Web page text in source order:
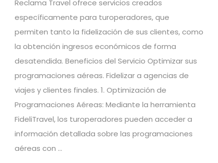
Reclama Travel ofrece servicios creados
específicamente para turoperadores, que
permiten tanto la fidelización de sus clientes, como
la obtención ingresos económicos de forma
desatendida. Beneficios del Servicio Optimizar sus
programaciones aéreas. Fidelizar a agencias de
viajes y clientes finales. 1. Optimización de
Programaciones Aéreas: Mediante la herramienta
FideliTravel, los turoperadores pueden acceder a
información detallada sobre las programaciones
aéreas con …